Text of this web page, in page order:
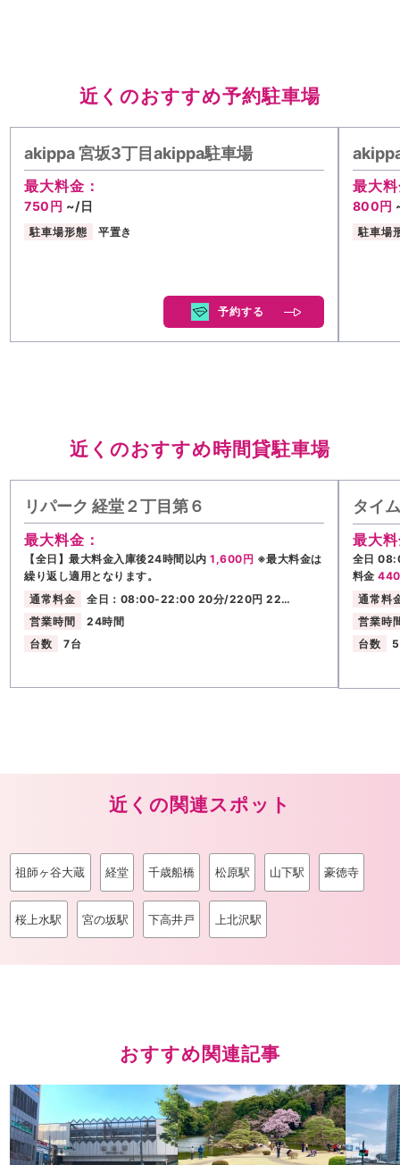
近くのおすすめ予約駐車場
akippa 宮坂3丁目akippa駐車場
最大料金：
750円 ~/日
駐車場形態 平置き
予約する
最大
800円
駐車場
近くのおすすめ時間貸駐車場
リパーク 経堂２丁目第６
最大料金：
【全日】最大料金入庫後24時間以内1,600円 ※最大料金は
繰り返し適用となります。
通常料金
全日：08:00-22:00 20分/220円 22…
営業時間
24時間
台数
7台
タイ
最大
全日
料金
通常料
営業時
台数
近くの関連スポット
祖師ヶ谷大蔵 経堂 千歳船橋 松原駅 山下駅 豪徳寺
桜上水駅 宮の坂駅 下高井戸 上北沢駅
おすすめ関連記事